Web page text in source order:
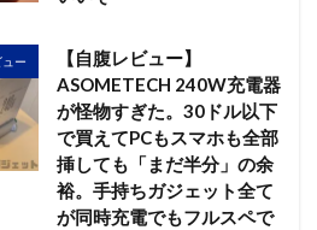
ュー
【自腹レビュー】
ASOMETECH 240W充電器
が怪物すぎた。30ドル以下
で買えてPCもスマホも全部
挿しても「まだ半分」の余
裕。手持ちガジェット全て
が同時充電でもフルスペで